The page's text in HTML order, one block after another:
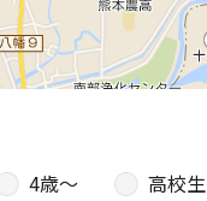
4歳〜
高校生